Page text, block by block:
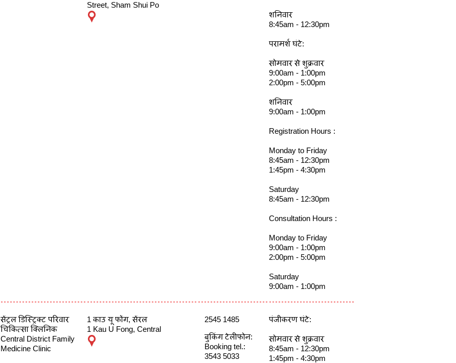
Street, Sham Shui Po
शनिवार
8:45am - 12:30pm
परामर्श घंटे:
सोमवार से शुक्रवार
9:00am - 1:00pm
2:00pm - 5:00pm
शनिवार
9:00am - 1:00pm
Registration Hours :
Monday to Friday
8:45am - 12:30pm
1:45pm - 4:30pm
Saturday
8:45am - 12:30pm
Consultation Hours :
Monday to Friday
9:00am - 1:00pm
2:00pm - 5:00pm
Saturday
9:00am - 1:00pm
सेंट्रल डिस्ट्रिक्ट परिवार
चिकित्सा क्लिनिक
Central District Family
Medicine Clinic
1 काउ यू फोंग, सेंरल
1 Kau U Fong, Central
2545 1485
बुकिंग टेलीफोन:
Booking tel.:
3543 5033
पंजीकरण घंटे:
सोमवार से शुक्रवार
8:45am - 12:30pm
1:45pm - 4:30pm